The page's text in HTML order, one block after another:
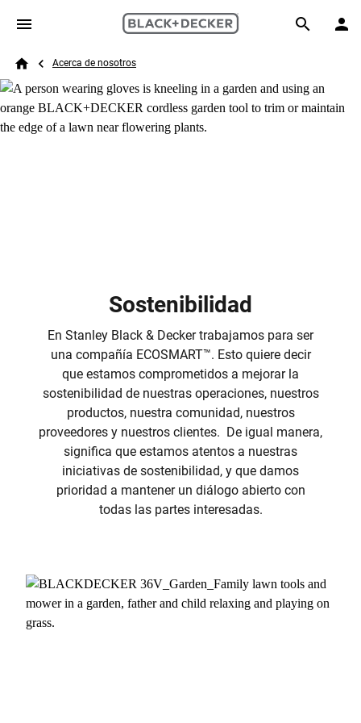
Skip to main content
Search
Breadcrumb
Acerca de nosotros
Sostenibilidad
En Stanley Black & Decker trabajamos para ser
una compañía ECOSMART™. Esto quiere decir
que estamos comprometidos a mejorar la
sostenibilidad de nuestras operaciones, nuestros
productos, nuestra comunidad, nuestros
proveedores y nuestros clientes. De igual manera,
significa que estamos atentos a nuestras
iniciativas de sostenibilidad, y que damos
prioridad a mantener un diálogo abierto con
todas las partes interesadas.